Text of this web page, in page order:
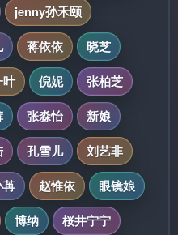
jenny孙禾颐
蒋依依
晓芝
叶 倪妮
张柏芝
张淼怡
新娘
孔雪儿
刘艺非
苒 赵惟依
眼镜娘
博纳
桜井宁宁